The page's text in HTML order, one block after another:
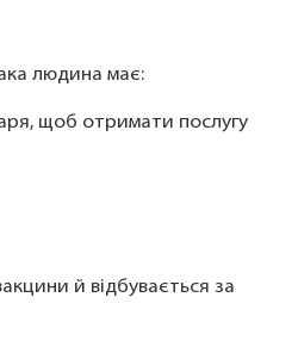
людина має:
щоб отримати послугу
й відбувається за